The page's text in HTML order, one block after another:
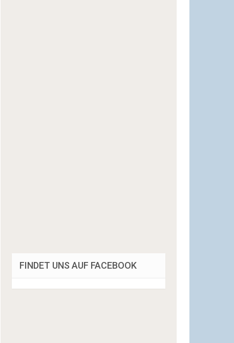
FINDET UNS AUF FACEBOOK